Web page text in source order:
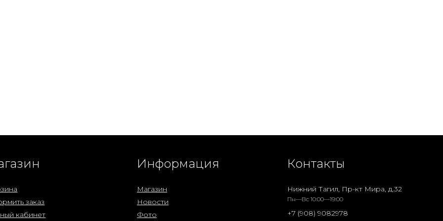
заказ
кабинет
Информация
Магазин
Новости
Фото
Контакты
Нижний Тагил, Пр-кт Мира, д.32
Пн—Вс 10:00—19:00
+7 (908) 9082978